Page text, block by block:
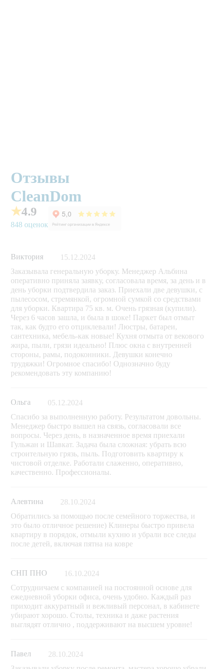
Отзывы
CleanDom
★4.9
848 оценок
Виктория
15.12.2024
Заказывала генеральную уборку. Менеджер Альбина
оперативно приняла заявку, согласовала время, за день и в
день уборки подтвердила заказ. Приехали две девушки, с
пылесосом, стремянкой, огромной сумкой со средствами
для уборки. Квартира 75 кв. м. Очень грязная (купили).
Через 6 часов зашла, и была в шоке! Паркет был отмыт
так, как будто его отциклевали! Люстры, батареи,
сантехника, мебель-как новые! Кухня отмыта от векового
жира, пыли, грязи идеально! Плюс окна с внутренней
стороны, рамы, подоконники. Девушки конечно
трудяжки! Огромное спасибо! Однозначно буду
рекомендовать эту компанию!
Ольга
05.12.2024
Спасибо за выполненную работу. Результатом довольны.
Менеджер быстро вышел на связь, согласовали все
вопросы. Через день, в назначенное время приехали
Гульжан и Шавкат. Задача была сложная: убрать всю
строительную грязь, пыль. Подготовить квартиру к
чистовой отделке. Работали слаженно, оперативно,
качественно. Профессионалы.
Алевтина
28.10.2024
Обратились за помощью после семейного торжества, и
это было отличное решение) Клинеры быстро привела
квартиру в порядок, отмыли кухню и убрали все следы
после детей, включая пятна на ковре
СНП ПНО
16.10.2024
Сотрудничаем с компанией на постоянной основе для
ежедневной уборки офиса, очень удобно. Каждый раз
приходит аккуратный и вежливый персонал, в кабинете
убирают хорошо. Столы, техника и даже растения
выглядят отлично , поддерживают на высшем уровне!
Павел
28.10.2024